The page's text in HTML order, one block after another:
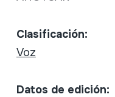
Clasificación:
Voz
Datos de edición: